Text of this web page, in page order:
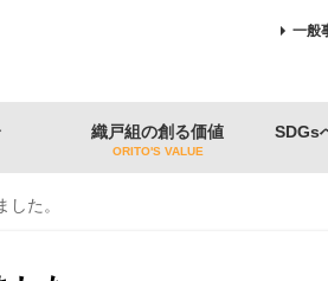
一般
織戸組の創る価値
ORITO'S VALUE
SDGs
た。